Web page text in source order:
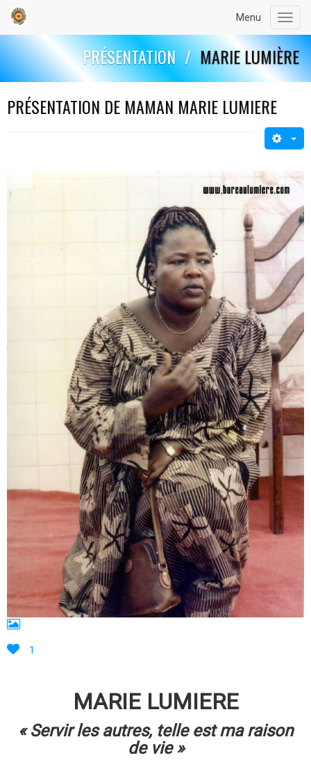
Menu
PRÉSENTATION/ MARIE LUMIÈRE
PRÉSENTATION DE MAMAN MARIE LUMIERE
1
MARIE LUMIERE
« Servir les autres, telle est ma raison
de vie »